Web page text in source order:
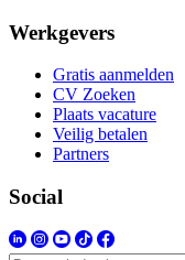
Werkgevers
Gratis aanmelden
CV Zoeken
Plaats vacature
Veilig betalen
Partners
Social